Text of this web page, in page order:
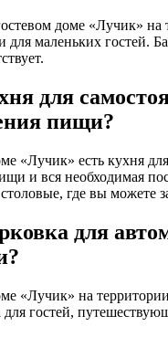
доме «Лучик» на
для маленьких гостей.
для
пищи?
«Лучик» есть кухня
и вся необходимая
где вы можете
для
«Лучик» на
для гостей,